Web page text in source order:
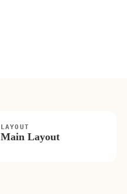
LAYOUT
Main Layout